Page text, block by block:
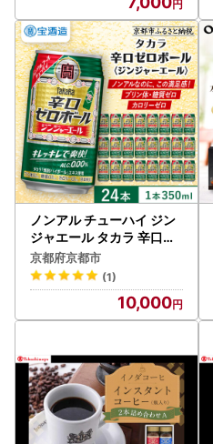
ノンアル チューハイ ジン
ジャエール タカラ 辛口ゼ
ロボール 350ml×24本 ノ
ンアル
京都府京都市
(1)
10,000